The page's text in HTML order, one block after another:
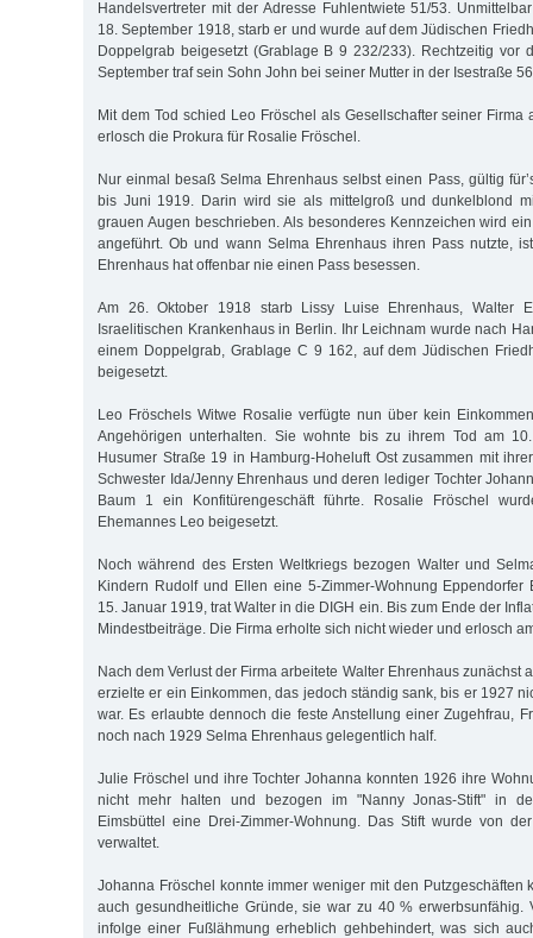
Handelsvertreter mit der Adresse Fuhlentwiete 51/53.
18. September 1918, starb er und wurde auf dem Jüdischen
Doppelgrab beigesetzt (Grablage B 9 232/233). Rechtzeitig vor
September traf sein Sohn John bei seiner Mutter in der Isestraße
Mit dem Tod schied Leo Fröschel als Gesellschafter seiner Firma
erlosch die Prokura für Rosalie Fröschel.
Nur einmal besaß Selma Ehrenhaus selbst einen Pass, gültig
bis Juni 1919. Darin wird sie als mittelgroß und dunkelblond
grauen Augen beschrieben. Als besonderes Kennzeichen wird
angeführt. Ob und wann Selma Ehrenhaus ihren Pass nutzte,
Ehrenhaus hat offenbar nie einen Pass besessen.
Am 26. Oktober 1918 starb Lissy Luise Ehrenhaus, Walter
Israelitischen Krankenhaus in Berlin. Ihr Leichnam wurde nach
einem Doppelgrab, Grablage C 9 162, auf dem Jüdischen
beigesetzt.
Leo Fröschels Witwe Rosalie verfügte nun über kein
Angehörigen unterhalten. Sie wohnte bis zu ihrem Tod am
Husumer Straße 19 in Hamburg-Hoheluft Ost zusammen mit
Schwester Ida/Jenny Ehrenhaus und deren lediger Tochter
Baum 1 ein Konfitürengeschäft führte. Rosalie Fröschel
Ehemannes Leo beigesetzt.
Noch während des Ersten Weltkriegs bezogen Walter und
Kindern Rudolf und Ellen eine 5-Zimmer-Wohnung Eppendorfer
15. Januar 1919, trat Walter in die DIGH ein. Bis zum Ende der
Mindestbeiträge. Die Firma erholte sich nicht wieder und erlosch
Nach dem Verlust der Firma arbeitete Walter Ehrenhaus zunächst
erzielte er ein Einkommen, das jedoch ständig sank, bis er 1927
war. Es erlaubte dennoch die feste Anstellung einer Zugehfrau,
noch nach 1929 Selma Ehrenhaus gelegentlich half.
Julie Fröschel und ihre Tochter Johanna konnten 1926 ihre
nicht mehr halten und bezogen im "Nanny Jonas-Stift" in
Eimsbüttel eine Drei-Zimmer-Wohnung. Das Stift wurde von
verwaltet.
Johanna Fröschel konnte immer weniger mit den Putzgeschäften
auch gesundheitliche Gründe, sie war zu 40 % erwerbsunfähig.
infolge einer Fußlähmung erheblich gehbehindert, was sich